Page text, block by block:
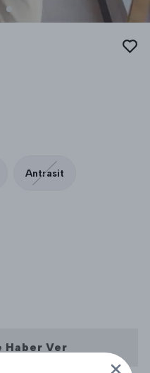
Antrasit
Haber Ver